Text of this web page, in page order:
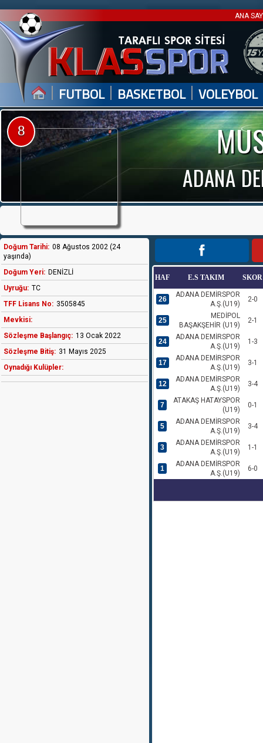
ANA
| FUTBOL | BASKETBOL | VOLEYBOL
ADANA
8
Doğum Tarihi: 08 Ağustos 2002 (24
yaşında)
Doğum Yeri: DENİZLİ
Uyruğu: TC
TFF Lisans No: 3505845
Mevkisi:
Sözleşme Başlangıç: 13 Ocak 2022
Sözleşme Bitiş: 31 Mayıs 2025
Oynadığı Kulüpler:
HAF E.S TAKIM SKOR
26
ADANA DEMİRSPOR
A.Ş.(U19)
2-0
25
MEDİPOL
BAŞAKŞEHİR (U19)
2-1
24
ADANA DEMİRSPOR
A.Ş.(U19)
1-3
17
ADANA DEMİRSPOR
A.Ş.(U19)
3-1
12
ADANA DEMİRSPOR
A.Ş.(U19)
3-4
7
ATAKAŞ HATAYSPOR
(U19)
0-1
5
ADANA DEMİRSPOR
A.Ş.(U19)
3-4
3
ADANA DEMİRSPOR
A.Ş.(U19)
1-1
1
ADANA DEMİRSPOR
A.Ş.(U19)
6-0